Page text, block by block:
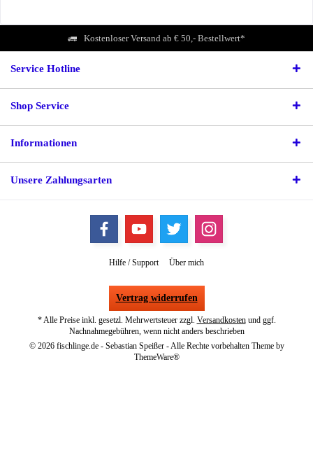
Kostenloser Versand ab € 50,- Bestellwert*
Service Hotline
Shop Service
Informationen
Unsere Zahlungsarten
Hilfe / Support Über mich
Vertrag widerrufen
* Alle Preise inkl. gesetzl. Mehrwertsteuer zzgl. Versandkostenund ggf.
Nachnahmegebühren, wenn nicht anders beschrieben
© 2026 fischlinge.de - Sebastian Speißer - Alle Rechte vorbehalten Theme by
ThemeWare®